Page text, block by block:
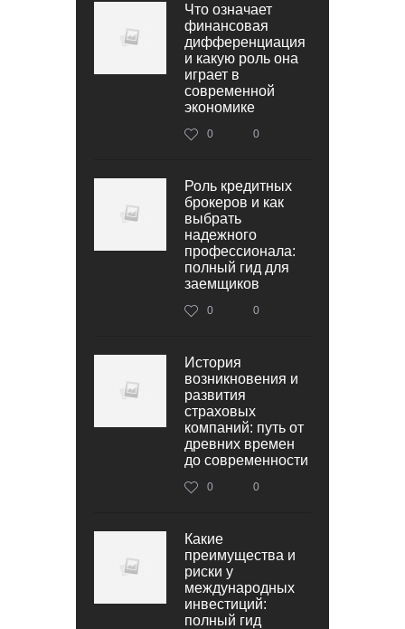
Что означает
финансовая
дифференциация
и какую роль она
играет в
современной
экономике
0 0
Роль кредитных
брокеров и как
выбрать
надежного
профессионала:
полный гид для
заемщиков
0 0
История
возникновения и
развития
страховых
компаний: путь от
древних времен
до современности
0 0
Какие
преимущества и
риски у
международных
инвестиций:
полный гид